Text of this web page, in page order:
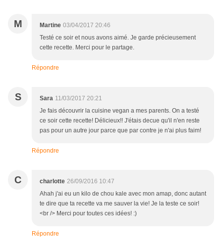
M Martine 03/04/2017 20:46
Testé ce soir et nous avons aimé. Je garde précieusement
cette recette. Merci pour le partage.
Répondre
S Sara 11/03/2017 20:21
Je fais découvrir la cuisine vegan a mes parents. On a testé
ce soir cette recette! Délicieux!! J'étais decue qu'il n'en reste
pas pour un autre jour parce que par contre je n'ai plus faim!
Répondre
C charlotte 26/09/2016 10:47
Ahah j'ai eu un kilo de chou kale avec mon amap, donc autant
te dire que ta recette va me sauver la vie! Je la teste ce soir!
<br /> Merci pour toutes ces idées! :)
Répondre